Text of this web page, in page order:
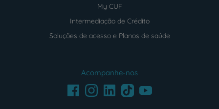
My CUF
Intermediação de Crédito
Soluções de acesso e Planos de saúde
Acompanhe-nos
FacebookInstagramLinkedInTikTokYoutube